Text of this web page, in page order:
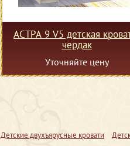
АСТРА 9 V5 детская
чердак
Уточняйте цену
Детские двухъярусные кровати